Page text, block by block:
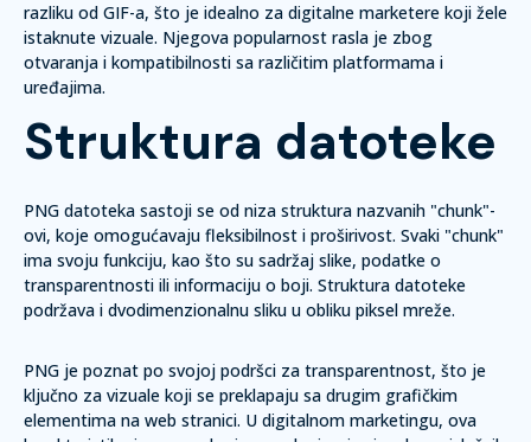
razliku od GIF-a, što je idealno za digitalne marketere koji žele
istaknute vizuale. Njegova popularnost rasla je zbog
otvaranja i kompatibilnosti sa različitim platformama i
uređajima.
Struktura datoteke
PNG datoteka sastoji se od niza struktura nazvanih "chunk"-
ovi, koje omogućavaju fleksibilnost i proširivost. Svaki "chunk"
ima svoju funkciju, kao što su sadržaj slike, podatke o
transparentnosti ili informaciju o boji. Struktura datoteke
podržava i dvodimenzionalnu sliku u obliku piksel mreže.
PNG je poznat po svojoj podršci za transparentnost, što je
ključno za vizuale koji se preklapaju sa drugim grafičkim
elementima na web stranici. U digitalnom marketingu, ova